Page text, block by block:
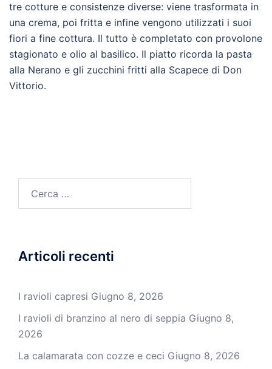
tre cotture e consistenze diverse: viene trasformata in
una crema, poi fritta e infine vengono utilizzati i suoi
fiori a fine cottura. Il tutto è completato con provolone
stagionato e olio al basilico. Il piatto ricorda la pasta
alla Nerano e gli zucchini fritti alla Scapece di Don
Vittorio.
Articoli recenti
I ravioli capresi Giugno 8, 2026
I ravioli di branzino al nero di seppia Giugno 8,
2026
La calamarata con cozze e ceci Giugno 8, 2026